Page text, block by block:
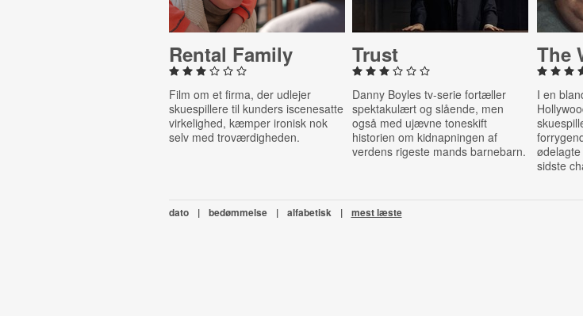
Rental Family
Film om et firma, der udlejer
skuespillere til kunders iscenesatte
virkelighed, kæmper ironisk nok
selv med troværdigheden.
Trust
Danny Boyles tv-serie fortæller
spektakulært og slående, men
også med ujævne toneskift
historien om kidnapningen af
verdens rigeste mands barnebarn.
The
I en
sidste
dato | bedømmelse | alfabetisk | mest læste